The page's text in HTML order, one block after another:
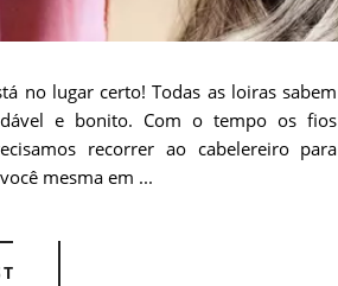
no lugar certo! Todas as loiras sabem
e bonito. Com o tempo os fios
recorrer ao cabelereiro para
mesma em ...